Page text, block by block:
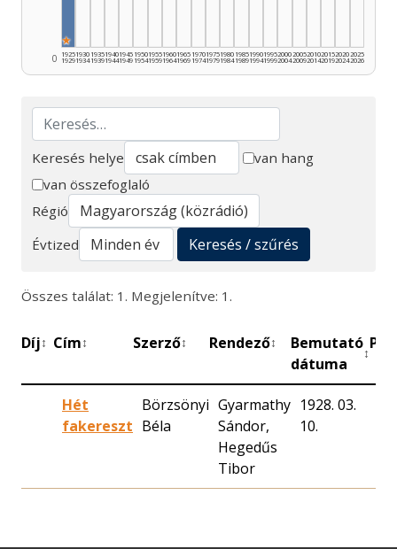
0
★
1925
1929
1930
1934
1935
1939
1940
1944
1945
1949
1950
1954
1955
1959
1960
1964
1965
1969
1970
1974
1975
1979
1980
1984
1985
1989
1990
1994
1995
1999
2000
2004
2005
2009
2010
2014
2015
2019
2020
2024
2025
2026
Keresés
Keresés helye
van hang
van összefoglaló
Régió
Évtized
Keresés / szűrés
Összes találat: 1. Megjelenítve: 1.
Díj↕ Cím↕ Szerző↕ Rendező↕
Bemutató
dátuma
↕
Hét
fakereszt
Börzsönyi
Béla
Gyarmathy
Sándor,
Hegedűs
Tibor
1928. 03.
10.